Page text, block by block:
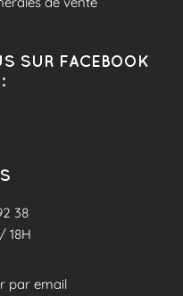
SUR FACEBOOK
:
38
18H
par email